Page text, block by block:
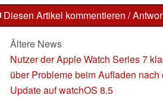
Diesen Artikel kommentieren /
Ältere News
Nutzer der Apple Watch Series 7
über Probleme beim Aufladen nach
Update auf watchOS 8.5